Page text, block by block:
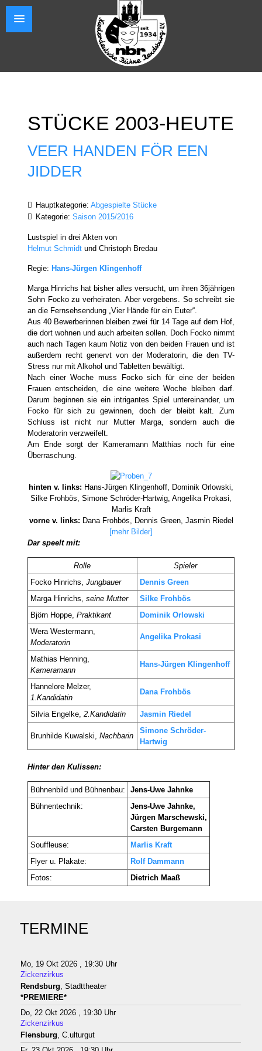
STÜCKE 2003-HEUTE
VEER HANDEN FÖR EEN
JIDDER
Hauptkategorie: Abgespielte Stücke
Kategorie: Saison 2015/2016
Lustspiel in drei Akten von
Helmut Schmidtund Christoph Bredau
Regie: Hans-Jürgen Klingenhoff
Marga Hinrichs hat bisher alles versucht, um ihren 36jährigen
Sohn Focko zu verheiraten. Aber vergebens. So schreibt sie
an die Fernsehsendung „Vier Hände für ein Euter“.
Aus 40 Bewerberinnen bleiben zwei für 14 Tage auf dem Hof,
die dort wohnen und auch arbeiten sollen. Doch Focko nimmt
auch nach Tagen kaum Notiz von den beiden Frauen und ist
außerdem recht genervt von der Moderatorin, die den TV-
Stress nur mit Alkohol und Tabletten bewältigt.
Nach einer Woche muss Focko sich für eine der beiden
Frauen entscheiden, die eine weitere Woche bleiben darf.
Darum beginnen sie ein intrigantes Spiel untereinander, um
Focko für sich zu gewinnen, doch der bleibt kalt. Zum
Schluss ist nicht nur Mutter Marga, sondern auch die
Moderatorin verzweifelt.
Am Ende sorgt der Kameramann Matthias noch für eine
Überraschung.
hinten v. links: Hans-Jürgen Klingenhoff, Dominik Orlowski,
Silke Frohbös, Simone Schröder-Hartwig, Angelika Prokasi,
Marlis Kraft
vorne v. links: Dana Frohbös, Dennis Green, Jasmin Riedel
[mehr Bilder]
Dar speelt mit:
Rolle
Spieler
Focko Hinrichs, Jungbauer
Dennis Green
Marga Hinrichs, seine Mutter
Silke Frohbös
Björn Hoppe, Praktikant
Dominik Orlowski
Wera Westermann,
Moderatorin
Angelika Prokasi
Mathias Henning,
Kameramann
Hans-Jürgen Klingenhoff
Hannelore Melzer,
1.Kandidatin
Dana Frohbös
Silvia Engelke, 2.Kandidatin Jasmin Riedel
Brunhilde Kuwalski, Nachbarin
Simone Schröder-
Hartwig
Hinter den Kulissen:
Bühnenbild und Bühnenbau:
Jens-Uwe Jahnke
Bühnentechnik:
Jens-Uwe Jahnke,
Jürgen Marschewski,
Carsten Burgemann
Souffleuse:
Marlis Kraft
Flyer u. Plakate:
Rolf Dammann
Fotos:
Dietrich Maaß
TERMINE
Mo, 19 Okt 2026 , 19:30 Uhr
Zickenzirkus
Rendsburg, Stadttheater
*PREMIERE*
Do, 22 Okt 2026 , 19:30 Uhr
Zickenzirkus
Flensburg, C.ulturgut